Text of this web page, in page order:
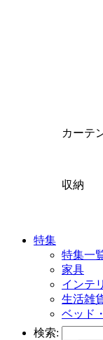
カーテ
収納
特集
特集一
家具
インテ
生活雑
ベッド
検索: